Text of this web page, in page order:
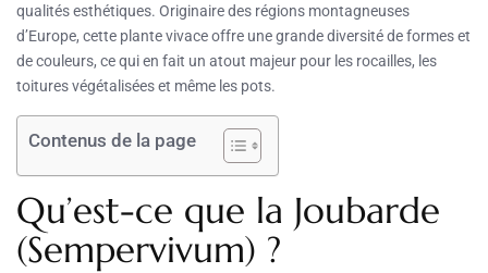
qualités esthétiques. Originaire des régions montagneuses
d’Europe, cette plante vivace offre une grande diversité de formes et
de couleurs, ce qui en fait un atout majeur pour les rocailles, les
toitures végétalisées et même les pots.
Contenus de la page
Qu’est-ce que la Joubarde
(Sempervivum) ?